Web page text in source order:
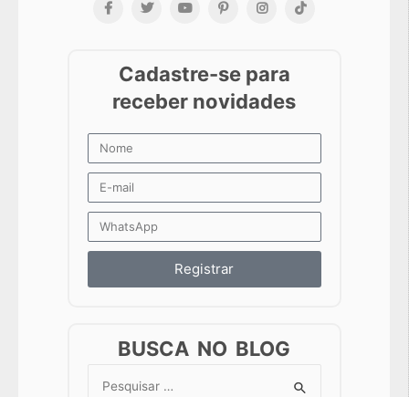
Registrar
BUSCA NO BLOG
Search